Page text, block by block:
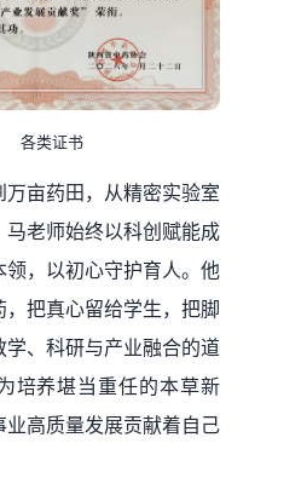
各类证书
万亩药田，从精密实验室
老师始终以科创赋能成
，以初心守护育人。他
把真心留给学生，把脚
、科研与产业融合的道
培养堪当重任的本草新
高质量发展贡献着自己